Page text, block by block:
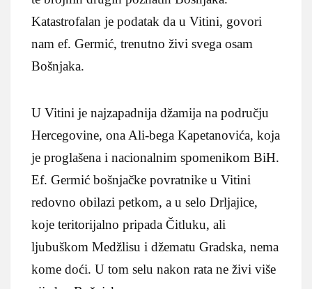
Katastrofalan je podatak da u Vitini, govori
nam ef. Germić, trenutno živi svega osam
Bošnjaka.
U Vitini je najzapadnija džamija na području
Hercegovine, ona Ali-bega Kapetanovića, koja
je proglašena i nacionalnim spomenikom BiH.
Ef. Germić bošnjačke povratnike u Vitini
redovno obilazi petkom, a u selo Drljajice,
koje teritorijalno pripada Čitluku, ali
ljubuškom Medžlisu i džematu Gradska, nema
kome doći. U tom selu nakon rata ne živi više